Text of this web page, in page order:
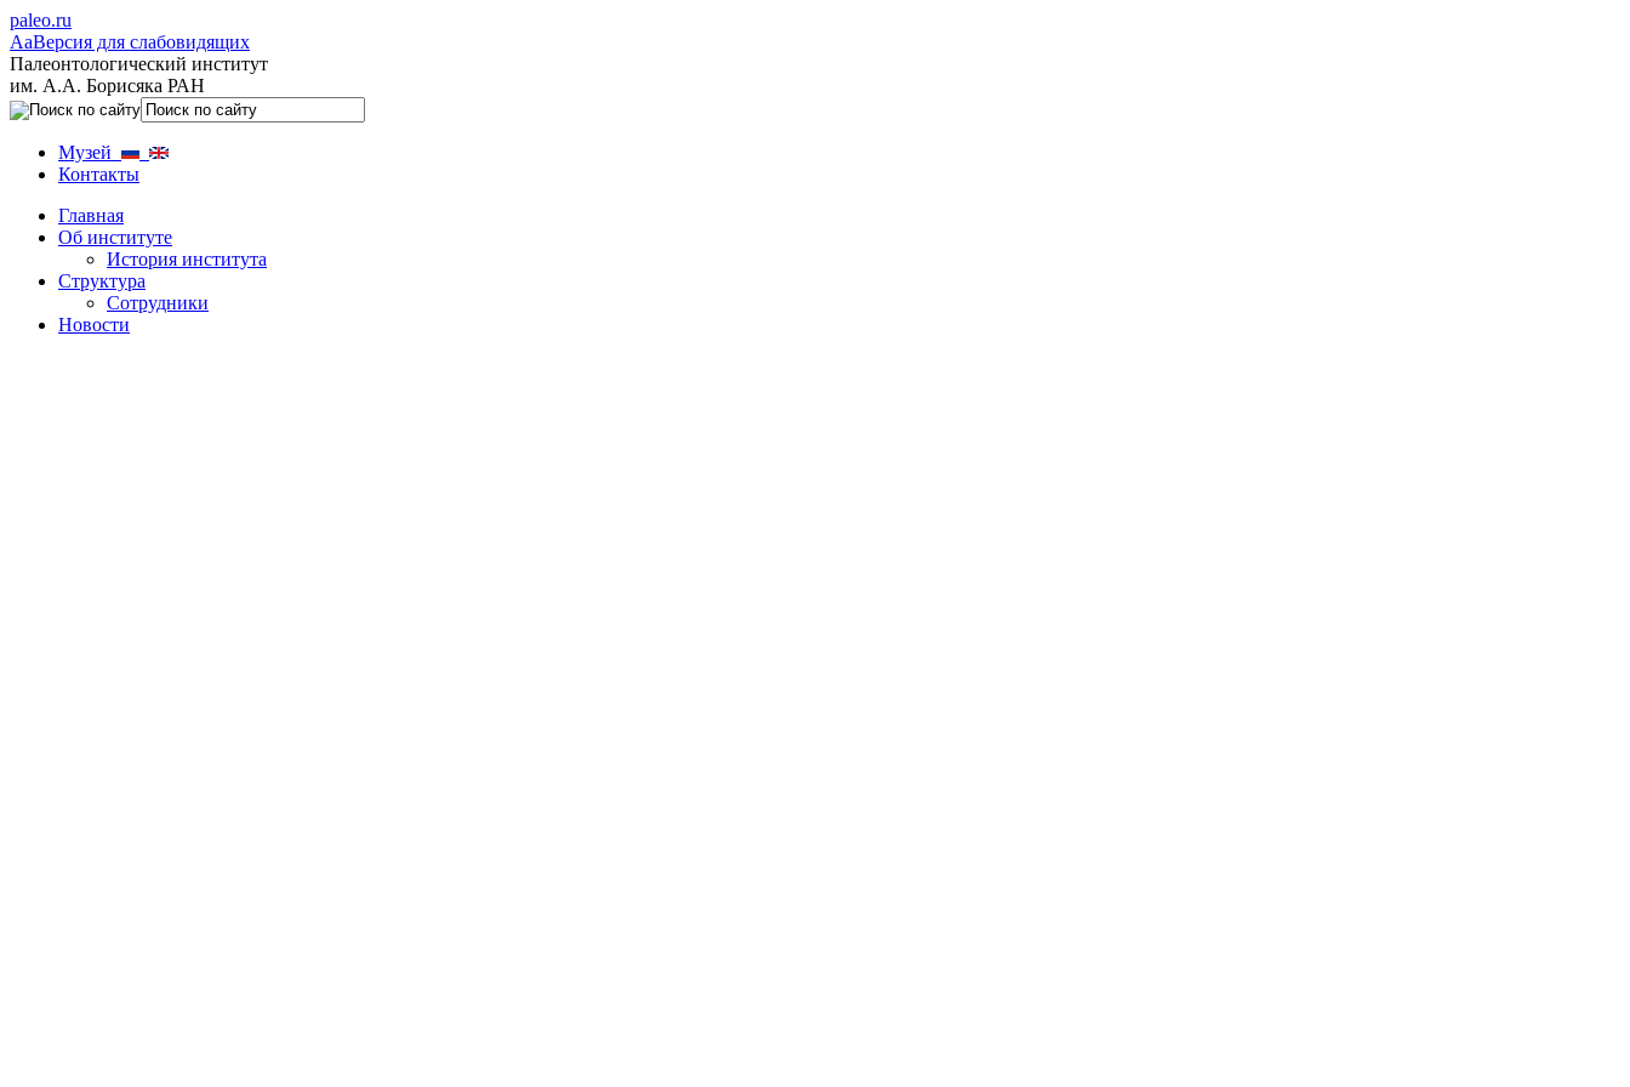
paleo.ru
AaВерсия для слабовидящих
Палеонтологический институт
им. А.А. Борисяка РАН
Музей
Контакты
Главная
Об институте
История института
Структура
Сотрудники
Новости